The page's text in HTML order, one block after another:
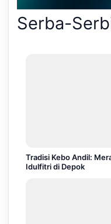
Serba-
Tradisi Kebo Andil:
Idulfitri di Depok